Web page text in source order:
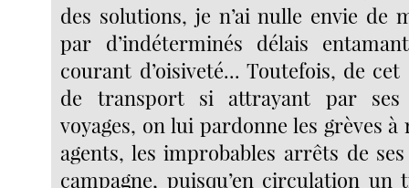
des solutions, je n’ai nulle envie de
par d’indéterminés délais
courant d’oisiveté... Toutefois, de
de transport si attrayant par ses
voyages, on lui pardonne les grèves
agents, les improbables arrêts de
campagne, puisqu’en circulation un